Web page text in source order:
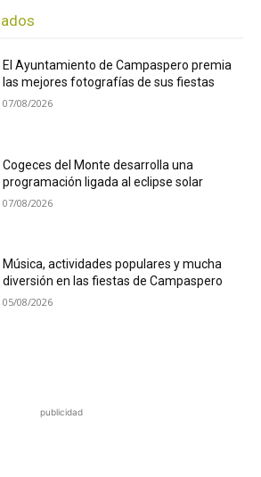
El Ayuntamiento de Campaspero premia
las mejores fotografías de sus fiestas
07/08/2026
Cogeces del Monte desarrolla una
programación ligada al eclipse solar
07/08/2026
Música, actividades populares y mucha
diversión en las fiestas de Campaspero
05/08/2026
publicidad